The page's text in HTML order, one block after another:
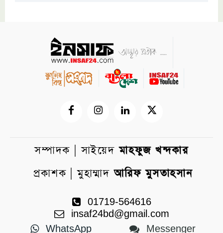
সম্পাদক | সাইয়েদমাহফুজ খন্দকার
প্রকাশক | মুহাম্মাদআরিফ মুসতাহসান
01719-564616
insaf24bd@gmail.com
WhatsApp
Messenger